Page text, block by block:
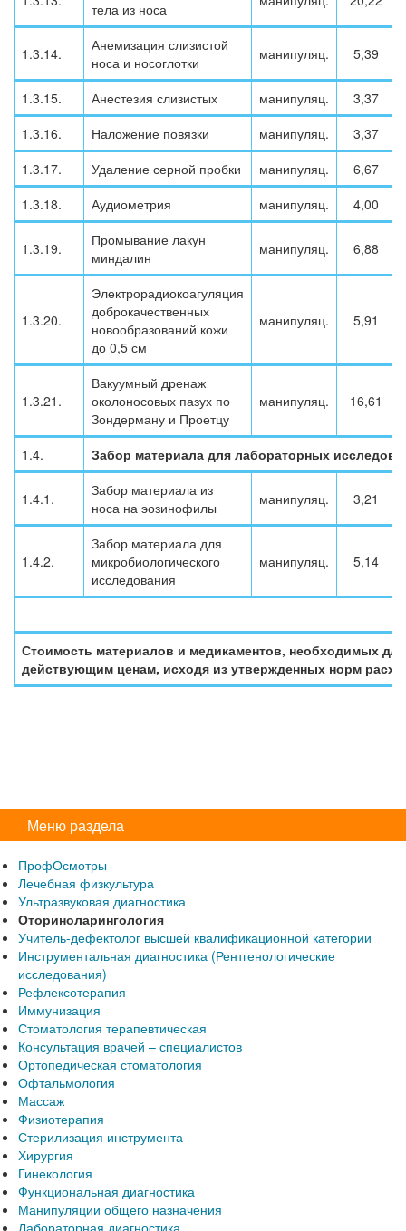
тела из носа
1.3.14.
Анемизация слизистой
носа и носоглотки
манипуляц. 5,39
1.3.15. Анестезия слизистых манипуляц.
3,37
1.3.16.
Наложение повязки манипуляц.
3,37
1.3.17.
Удаление серной пробки манипуляц.
6,67
1.3.18.
Аудиометрия манипуляц. 4,00
1.3.19.
Промывание лакун
миндалин
манипуляц. 6,88
1.3.20.
Электрорадиокоагуляция
доброкачественных
новообразований кожи
до 0,5 см
манипуляц. 5,91
1.3.21.
Вакуумный дренаж
околоносовых пазух по
Зондерману и Проетцу
манипуляц. 16,61
1.4. Забор материала для лабораторных
1.4.1.
Забор материала из
носа на эозинофилы
манипуляц. 3,21
1.4.2.
Забор материала для
микробиологического
исследования
манипуляц. 5,14
Стоимость материалов и медикаментов, необходимых
действующим ценам, исходя из утвержденных норм
Меню раздела
ПрофОсмотры
Лечебная физкультура
Ультразвуковая диагностика
Оториноларингология
Учитель-дефектолог высшей квалификационной категории
Инструментальная диагностика (Рентгенологические
исследования)
Рефлексотерапия
Иммунизация
Стоматология терапевтическая
Консультация врачей – специалистов
Ортопедическая стоматология
Офтальмология
Массаж
Физиотерапия
Стерилизация инструмента
Хирургия
Гинекология
Функциональная диагностика
Манипуляции общего назначения
Лабораторная диагностика